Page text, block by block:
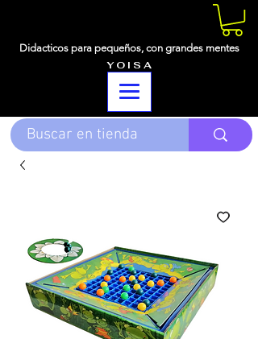
Didacticos para pequeños, con grandes mentes
Y O I S A